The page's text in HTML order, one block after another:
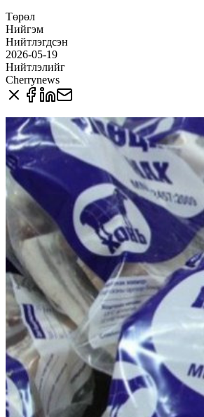
Төрөл
Нийгэм
Нийтлэгдсэн
2026-05-19
Нийтлэлийг
Cherrynews